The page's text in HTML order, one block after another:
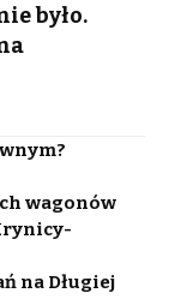
było.
wagonów
na Długiej